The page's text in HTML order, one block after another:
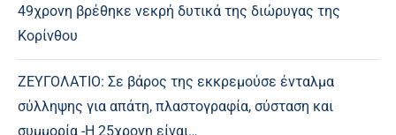
49χρονη βρέθηκε νεκρή δυτικά της διώρυγας της
Κορίνθου
ΖΕΥΓΟΛΑΤΙΟ: Σε βάρος της εκκρεμούσε ένταλμα
σύλληψης για απάτη, πλαστογραφία, σύσταση και
συμμορία -Η 25χρονη είναι…